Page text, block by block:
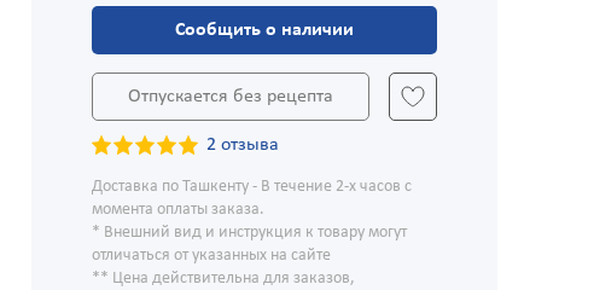
Сообщить о наличии
Отпускается без рецепта
2 отзыва
Доставка по Ташкенту - В течение 2-х часов с
момента оплаты заказа.
* Внешний вид и инструкция к товару могут
отличаться от указанных на сайте
** Цена действительна для заказов,